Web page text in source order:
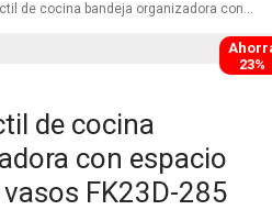
bandeja organizadora con espacio para loza ollas y vasos FK23D-285
23%
de cocina
con espacio
FK23D-285